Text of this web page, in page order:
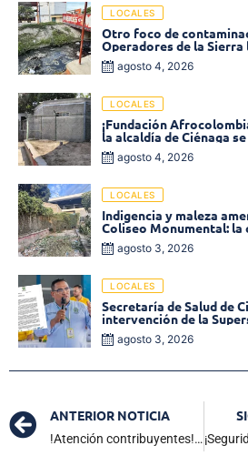
LOCALES
Otro foco de
Operadores de la
de la calle 19 con carrera
agosto 4, 2026
LOCALES
¡Fundación
la alcaldía de Ciénaga
limpieza de la parte
Monumental
agosto 4, 2026
LOCALES
Indigencia y maleza
Coliseo Monumental: la
inmediata!
agosto 3, 2026
LOCALES
Secretaría de Salud de
intervención de la
de medicamentos en las
agosto 3, 2026
ANTERIOR NOTICIA
!Atención contribuyentes! Estos son los beneficios por el pago del impuesto predial unificado 2026